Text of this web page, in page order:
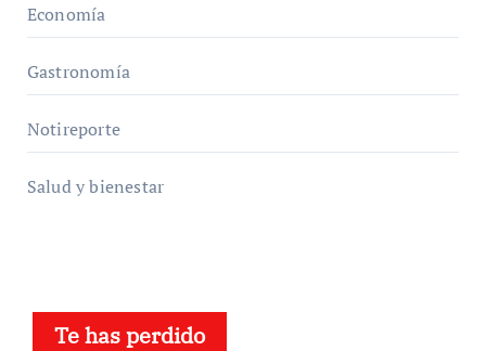
Economía
Gastronomía
Notireporte
Salud y bienestar
Te has perdido